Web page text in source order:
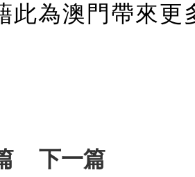
此為澳門帶來更
下一篇